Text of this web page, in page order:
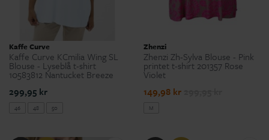
Kaffe Curve
Kaffe Curve KCmilia Wing SL
Blouse - Lyseblå t-shirt
10583812 Nantucket Breeze
299,95 kr
46 48 50
Zhenzi
Zhenzi Zh-Sylva Blouse - Pink
printet t-shirt 201357 Rose
Violet
149,98 kr
M